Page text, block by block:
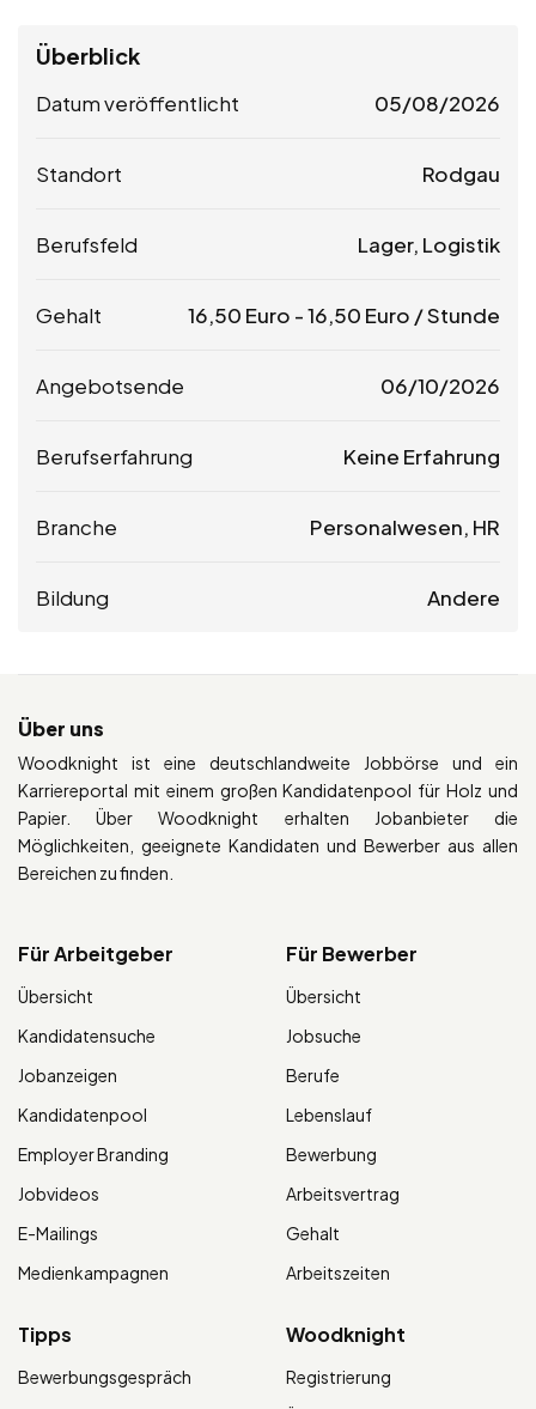
Überblick
Datum veröffentlicht 05/08/2026
Standort Rodgau
Berufsfeld Lager, Logistik
Gehalt 16,50 Euro -16,50 Euro / Stunde
Angebotsende 06/10/2026
Berufserfahrung Keine Erfahrung
Branche Personalwesen, HR
Bildung Andere
Über uns
Woodknight ist eine deutschlandweite Jobbörse und ein
Karriereportal mit einem großen Kandidatenpool für Holz und
Papier. Über Woodknight erhalten Jobanbieter die
Möglichkeiten, geeignete Kandidaten und Bewerber aus allen
Bereichen zu finden.
Für Arbeitgeber
Übersicht
Kandidatensuche
Jobanzeigen
Kandidatenpool
Employer Branding
Jobvideos
E-Mailings
Medienkampagnen
Für Bewerber
Übersicht
Jobsuche
Berufe
Lebenslauf
Bewerbung
Arbeitsvertrag
Gehalt
Arbeitszeiten
Tipps
Bewerbungsgespräch
Woodknight
Registrierung